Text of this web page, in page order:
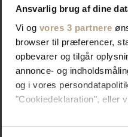
Ansvarlig brug af dine
Vi og vores 3 partnere
browser til præferencer,
opbevarer og tilgår
annonce- og
og i vores
"Cookiedeklaration", eller
Hvis du tillader det, vil vi
846
559
128
241